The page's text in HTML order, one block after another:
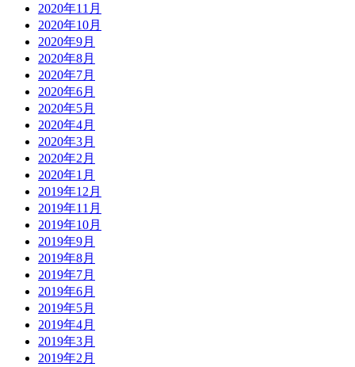
2020年11月
2020年10月
2020年9月
2020年8月
2020年7月
2020年6月
2020年5月
2020年4月
2020年3月
2020年2月
2020年1月
2019年12月
2019年11月
2019年10月
2019年9月
2019年8月
2019年7月
2019年6月
2019年5月
2019年4月
2019年3月
2019年2月